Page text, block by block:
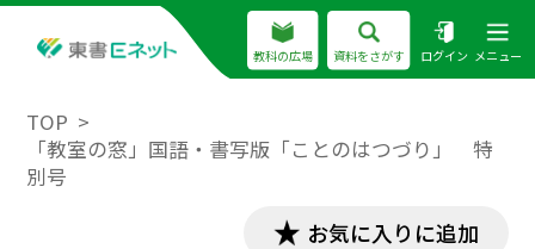
教科の広場 資料をさがす ログイン メニュー
TOP
「教室の窓」国語・書写版「ことのはつづり」 特
別号
お気に入りに追加